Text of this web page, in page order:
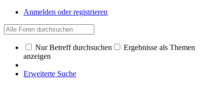
Anmelden oder registrieren
Nur Betreff durchsuchen
Ergebnisse als Themen
anzeigen
Erweiterte Suche